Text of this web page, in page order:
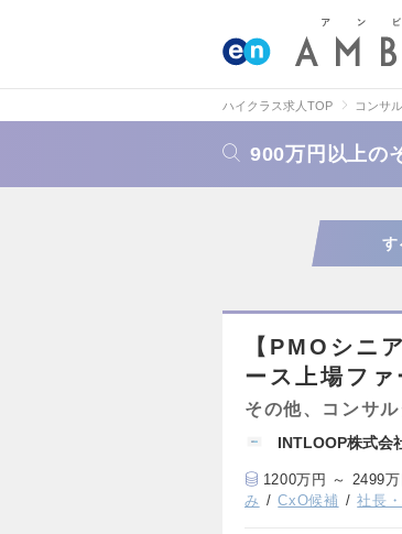
ハイクラス求人TOP コンサ
900万円以上の
【PMOシニ
ース上場ファ
その他、コンサ
INTLOOP株式会
1200万円 ～ 2499万
み
CxO候補 社長